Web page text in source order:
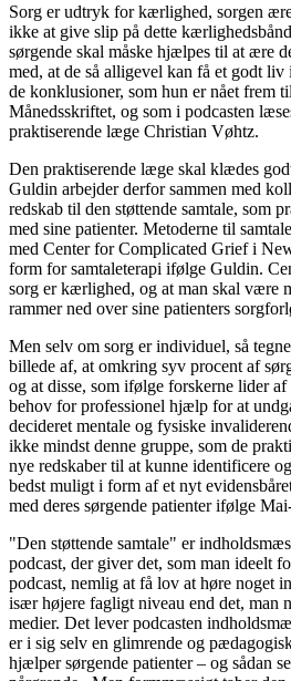
Sorg er udtryk for kærlighed, sorgen
ikke at give slip på dette
sørgende skal måske hjælpes til at ære
med, at de så alligevel kan få et godt
de konklusioner, som hun er nået frem
Månedsskriftet, og som i podcasten
praktiserende læge Christian Vøhtz.
Den praktiserende læge skal klædes
Guldin arbejder derfor sammen med
redskab til den støttende samtale, som
med sine patienter. Metoderne til
med Center for Complicated Grief i
form for samtaleterapi ifølge Guldin.
sorg er kærlighed, og at man skal være
rammer ned over sine patienters
Men selv om sorg er individuel, så
billede af, at omkring syv procent af
og at disse, som ifølge forskerne lider
behov for professionel hjælp for at
decideret mentale og fysiske
ikke mindst denne gruppe, som de
nye redskaber til at kunne identificere
bedst muligt i form af et nyt
med deres sørgende patienter ifølge
"Den støttende samtale" er
podcast, der giver det, som man ideelt
podcast, nemlig at få lov at høre noget
især højere fagligt niveau end det, man
medier. Det lever podcasten
er i sig selv en glimrende og
hjælper sørgende patienter – og sådan